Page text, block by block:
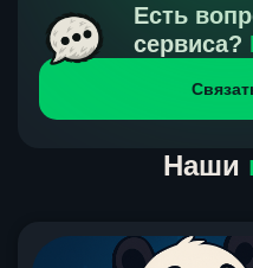
получения нами средств
направлений курс,
окончательным. Если
чат на сайте, мы поможем
Есть
сервиса?
Наши